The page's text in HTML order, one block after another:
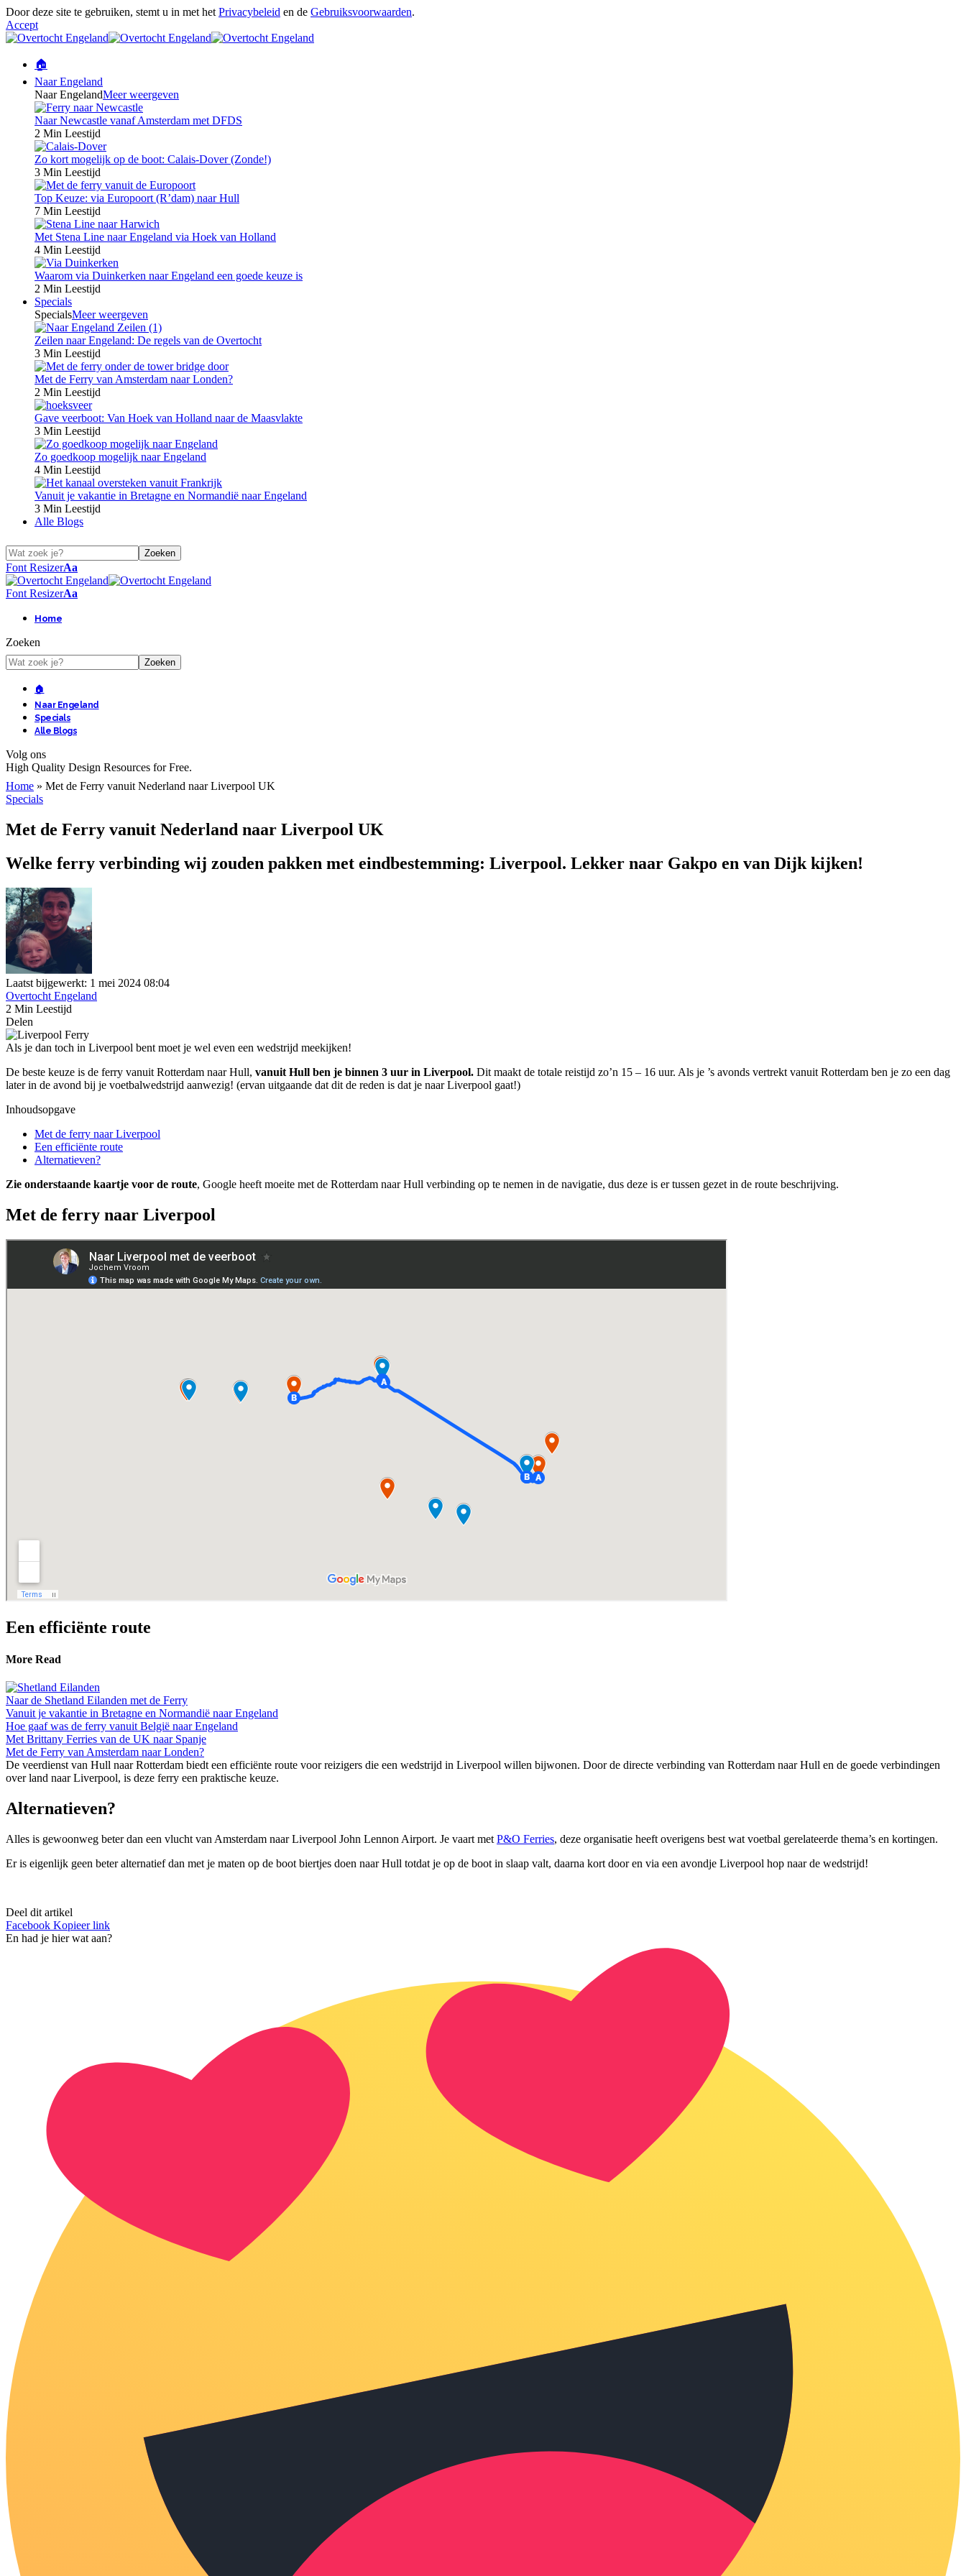
Door deze site te gebruiken, stemt u in met het Privacybeleid en de Gebruiksvoorwaarden.
Accept
🏠
Naar Engeland
Naar EngelandMeer weergeven
Naar Newcastle vanaf Amsterdam met DFDS
2 Min Leestijd
Zo kort mogelijk op de boot: Calais-Dover (Zonde!)
3 Min Leestijd
Top Keuze: via Europoort (R’dam) naar Hull
7 Min Leestijd
Met Stena Line naar Engeland via Hoek van Holland
4 Min Leestijd
Waarom via Duinkerken naar Engeland een goede keuze is
2 Min Leestijd
Specials
SpecialsMeer weergeven
Zeilen naar Engeland: De regels van de Overtocht
3 Min Leestijd
Met de Ferry van Amsterdam naar Londen?
2 Min Leestijd
Gave veerboot: Van Hoek van Holland naar de Maasvlakte
3 Min Leestijd
Zo goedkoop mogelijk naar Engeland
4 Min Leestijd
Vanuit je vakantie in Bretagne en Normandië naar Engeland
3 Min Leestijd
Alle Blogs
Font ResizerAa
Font ResizerAa
Home
Zoeken
🏠
Naar Engeland
Specials
Alle Blogs
Volg ons
High Quality Design Resources for Free.
Home » Met de Ferry vanuit Nederland naar Liverpool UK
Specials
Met de Ferry vanuit Nederland naar Liverpool UK
Welke ferry verbinding wij zouden pakken met eindbestemming: Liverpool. Lekker naar Gakpo en van Dijk kijken!
Laatst bijgewerkt: 1 mei 2024 08:04
Overtocht Engeland
2 Min Leestijd
Delen
Als je dan toch in Liverpool bent moet je wel even een wedstrijd meekijken!
De beste keuze is de ferry vanuit Rotterdam naar Hull, vanuit Hull ben je binnen 3 uur in Liverpool. Dit maakt de totale reistijd zo’n 15 – 16 uur. Als je ’s avonds vertrekt vanuit Rotterdam ben je zo een dag
later in de avond bij je voetbalwedstrijd aanwezig! (ervan uitgaande dat dit de reden is dat je naar Liverpool gaat!)
Inhoudsopgave
Met de ferry naar Liverpool
Een efficiënte route
Alternatieven?
Zie onderstaande kaartje voor de route, Google heeft moeite met de Rotterdam naar Hull verbinding op te nemen in de navigatie, dus deze is er tussen gezet in de route beschrijving.
Met de ferry naar Liverpool
Een efficiënte route
More Read
Naar de Shetland Eilanden met de Ferry
Vanuit je vakantie in Bretagne en Normandië naar Engeland
Hoe gaaf was de ferry vanuit België naar Engeland
Met Brittany Ferries van de UK naar Spanje
Met de Ferry van Amsterdam naar Londen?
De veerdienst van Hull naar Rotterdam biedt een efficiënte route voor reizigers die een wedstrijd in Liverpool willen bijwonen. Door de directe verbinding van Rotterdam naar Hull en de goede verbindingen
over land naar Liverpool, is deze ferry een praktische keuze.
Alternatieven?
Alles is gewoonweg beter dan een vlucht van Amsterdam naar Liverpool John Lennon Airport. Je vaart met P&O Ferries, deze organisatie heeft overigens best wat voetbal gerelateerde thema’s en kortingen.
Er is eigenlijk geen beter alternatief dan met je maten op de boot biertjes doen naar Hull totdat je op de boot in slaap valt, daarna kort door en via een avondje Liverpool hop naar de wedstrijd!
Deel dit artikel
Facebook Kopieer link
En had je hier wat aan?